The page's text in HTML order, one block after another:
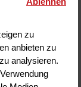
zu
anbieten zu
analysieren.
Hauptstadt
besuchen
über die Erde
kommen
und dabei